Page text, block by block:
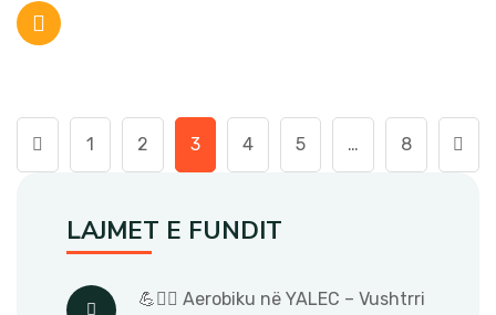
1 2 3 4 5 … 8
LAJMET E FUNDIT
💪🧘‍♀️ Aerobiku në YALEC – Vushtrri